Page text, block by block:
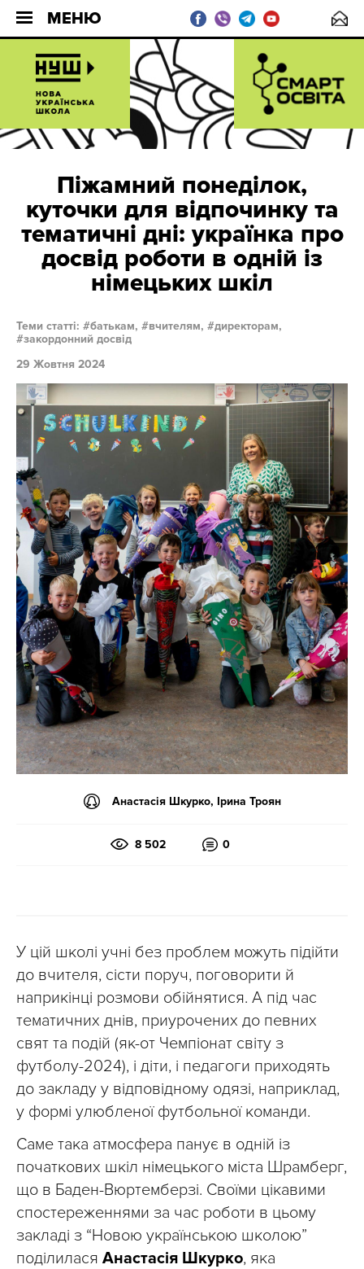
МЕНЮ
Піжамний понеділок,
куточки для відпочинку та
тематичні дні: українка про
досвід роботи в одній із
німецьких шкіл
Теми статті: батькам, вчителям,
директорам,
закордонний досвід
29 Жовтня 2024
Анастасія Шкурко, Ірина Троян
8 502 0
У цій школі учні без проблем можуть підійти
до вчителя, сісти поруч, поговорити й
наприкінці розмови обійнятися. А під час
тематичних днів, приурочених до певних
свят та подій (як-от Чемпіонат світу з
футболу-2024), і діти, і педагоги приходять
до закладу у відповідному одязі, наприклад,
у формі улюбленої футбольної команди.
Саме така атмосфера панує в одній із
початкових шкіл німецького міста Шрамберг,
що в Баден-Вюртемберзі. Своїми цікавими
спостереженнями за час роботи в цьому
закладі з “Новою українською школою”
поділилася Анастасія Шкурко, яка